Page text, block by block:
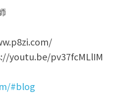
youtu.be/pv37fcMLlIM
#blog